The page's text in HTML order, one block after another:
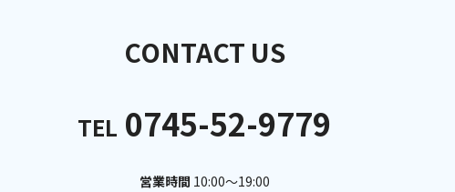
CONTACT US
TEL 0745-52-9779
営業時間 10:00～19:00